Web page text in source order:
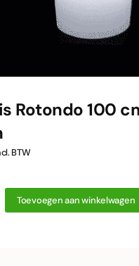
Rotondo 100
BTW
Toevoegen aan winkelwagen